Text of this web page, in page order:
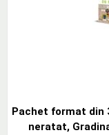
Pachet format din
neratat,